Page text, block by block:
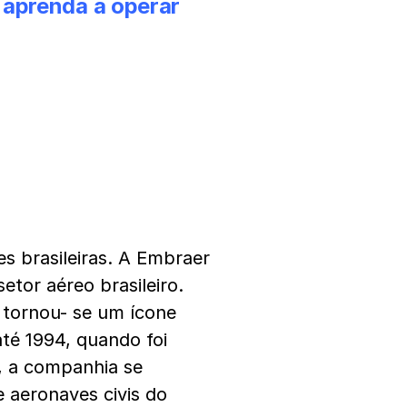
a operar
brasileiras. A Embraer
aéreo brasileiro.
tornou- se um ícone
1994, quando foi
companhia se
civis do